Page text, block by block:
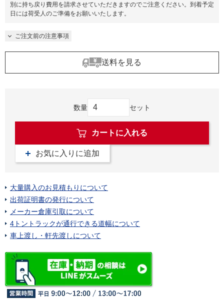
別に持ち戻り費用を請求させていただきますのでご注意ください。到着予定
日には荷受人のご準備をお願いいたします。​
ご注文前の注意事項
送料を見る
数量 セット
カートに入れる
お気に入りに追加
大量購入のお見積もりについて
出荷証明書の発行について
メーカー倉庫引取について
4トントラックが通行できる道幅について
車上渡し・軒先渡しについて